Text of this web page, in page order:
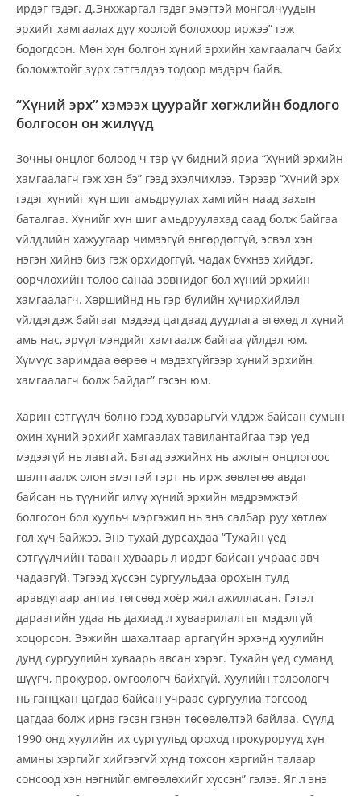
ирдэг гэдэг. Д.Энхжаргал гэдэг эмэгтэй монголчуудын
эрхийг хамгаалах дуу хоолой болохоор иржээ” гэж
бодогдсон. Мөн хүн болгон хүний эрхийн хамгаалагч байх
боломжтойг зүрх сэтгэлдээ тодоор мэдэрч байв.
“Хүний эрх” хэмээх цуурайг хөгжлийн бодлого
болгосон он жилүүд
Зочны онцлог болоод ч тэр үү бидний яриа “Хүний эрхийн
хамгаалагч гэж хэн бэ” гээд эхэлчихлээ. Тэрээр “Хүний эрх
гэдэг хүнийг хүн шиг амьдруулах хамгийн наад захын
баталгаа. Хүнийг хүн шиг амьдруулахад саад болж байгаа
үйлдлийн хажуугаар чимээгүй өнгөрдөггүй, эсвэл хэн
нэгэн хийнэ биз гэж орхидоггүй, чадах бүхнээ хийдэг,
өөрчлөхийн төлөө санаа зовнидог бол хүний эрхийн
хамгаалагч. Хөршийнд нь гэр бүлийн хүчирхийлэл
үйлдэгдэж байгааг мэдээд цагдаад дуудлага өгөхөд л хүний
амь нас, эрүүл мэндийг хамгаалж байгаа үйлдэл юм.
Хүмүүс заримдаа өөрөө ч мэдэхгүйгээр хүний эрхийн
хамгаалагч болж байдаг” гэсэн юм.
Харин сэтгүүлч болно гээд хуваарьгүй үлдэж байсан сумын
охин хүний эрхийг хамгаалах тавилантайгаа тэр үед
мэдээгүй нь лавтай. Багад ээжийнх нь ажлын онцлогоос
шалтгаалж олон эмэгтэй гэрт нь ирж зөвлөгөө авдаг
байсан нь түүнийг илүү хүний эрхийн мэдрэмжтэй
болгосон бол хуульч мэргэжил нь энэ салбар руу хөтлөх
гол хүч байжээ. Энэ тухай дурсахдаа “Тухайн үед
сэтгүүлчийн таван хуваарь л ирдэг байсан учраас авч
чадаагүй. Тэгээд хүссэн сургуульдаа орохын тулд
аравдугаар ангиа төгсөөд хоёр жил ажилласан. Гэтэл
дараагийн удаа нь дахиад л хуваарилалтыг мэдэлгүй
хоцорсон. Ээжийн шахалтаар аргагүйн эрхэнд хуулийн
дунд сургуулийн хуваарь авсан хэрэг. Тухайн үед суманд
шүүгч, прокурор, өмгөөлөгч байхгүй. Хуулийн төлөөлөгч
нь ганцхан цагдаа байсан учраас сургуулиа төгсөөд
цагдаа болж ирнэ гэсэн гэнэн төсөөлөлтэй байлаа. Сүүлд
1990 онд хуулийн их сургуульд ороход прокурорууд хүн
амины хэргийг хийгээгүй хүнд тохсон хэргийн талаар
сонсоод хэн нэгнийг өмгөөлөхийг хүссэн” гэлээ. Яг л энэ